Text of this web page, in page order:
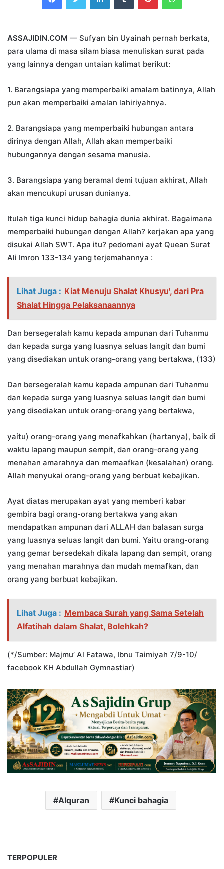
ASSAJIDIN.COM — Sufyan bin Uyainah pernah berkata,
para ulama di masa silam biasa menuliskan surat pada
yang lainnya dengan untaian kalimat berikut:
1. Barangsiapa yang memperbaiki amalam batinnya, Allah
pun akan memperbaiki amalan lahiriyahnya.
2. Barangsiapa yang memperbaiki hubungan antara
dirinya dengan Allah, Allah akan memperbaiki
hubungannya dengan sesama manusia.
3. Barangsiapa yang beramal demi tujuan akhirat, Allah
akan mencukupi urusan dunianya.
Itulah tiga kunci hidup bahagia dunia akhirat. Bagaimana
memperbaiki hubungan dengan Allah? kerjakan apa yang
disukai Allah SWT. Apa itu? pedomani ayat Quean Surat
Ali Imron 133-134 yang terjemahannya :
Lihat Juga : Kiat Menuju Shalat Khusyu', dari Pra
Shalat Hingga Pelaksanaannya
Dan bersegeralah kamu kepada ampunan dari Tuhanmu
dan kepada surga yang luasnya seluas langit dan bumi
yang disediakan untuk orang-orang yang bertakwa, (133)
Dan bersegeralah kamu kepada ampunan dari Tuhanmu
dan kepada surga yang luasnya seluas langit dan bumi
yang disediakan untuk orang-orang yang bertakwa,
yaitu) orang-orang yang menafkahkan (hartanya), baik di
waktu lapang maupun sempit, dan orang-orang yang
menahan amarahnya dan memaafkan (kesalahan) orang.
Allah menyukai orang-orang yang berbuat kebajikan.
Ayat diatas merupakan ayat yang memberi kabar
gembira bagi orang-orang bertakwa yang akan
mendapatkan ampunan dari ALLAH dan balasan surga
yang luasnya seluas langit dan bumi. Yaitu orang-orang
yang gemar bersedekah dikala lapang dan sempit, orang
yang menahan marahnya dan mudah memafkan, dan
orang yang berbuat kebajikan.
Lihat Juga : Membaca Surah yang Sama Setelah
Alfatihah dalam Shalat, Bolehkah?
(*/Sumber: Majmu’ Al Fatawa, Ibnu Taimiyah 7/9-10/
facebook KH Abdullah Gymnastiar)
Alquran Kunci bahagia
TERPOPULER